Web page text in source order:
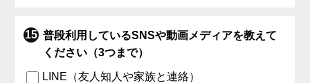
普段利用しているSNSや動画メディアを教えて
ください（3つまで）
LINE（友人知人や家族と連絡）